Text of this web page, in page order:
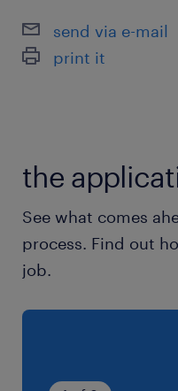
休日休暇
（1）8:30-17:30（実
（2）20:30-5:30（
残業
send via e-mail
print it
the
See what comes
process. Find out
job.